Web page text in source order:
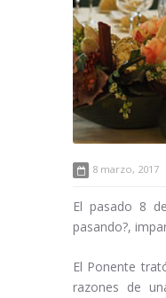
8 marzo, 2017
El pasado 8
pasando?,
El Ponente
razones de